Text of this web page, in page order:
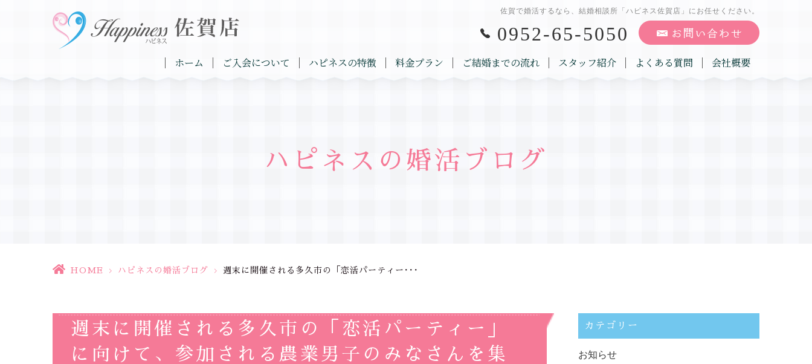
佐賀で婚活するなら、結婚相談所「ハピネス佐賀店」にお任せください。
0952-65-5050
ホーム ご入会について ハピネスの特徴 料金プラン ご結婚までの流れ スタッフ紹介 よくある質問 会社概要
ハピネスの婚活ブログ
HOME > ハピネスの婚活ブログ > 週末に開催される多久市の「恋活パーティー･･･
週末に開催される多久市の「恋活パーティー」
に向けて、参加される農業男子のみなさんを集
カテゴリー
お知らせ